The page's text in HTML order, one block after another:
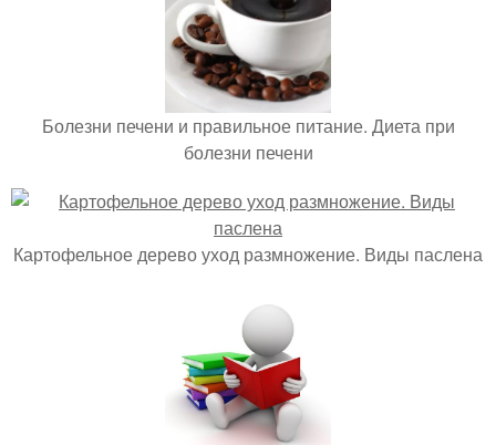
Болезни печени и правильное питание. Диета при
болезни печени
Картофельное дерево уход размножение. Виды паслена